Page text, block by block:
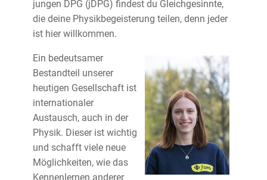
jungen DPG (jDPG) findest du Gleichgesinnte,
die deine Physikbegeisterung teilen, denn jeder
ist hier willkommen.
Ein bedeutsamer
Bestandteil unserer
heutigen Gesellschaft ist
internationaler
Austausch, auch in der
Physik. Dieser ist wichtig
und schafft viele neue
Möglichkeiten, wie das
Kennenlernen anderer